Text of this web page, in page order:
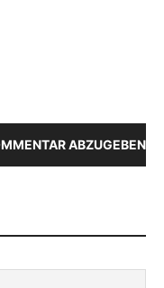
ABZUGEBEN